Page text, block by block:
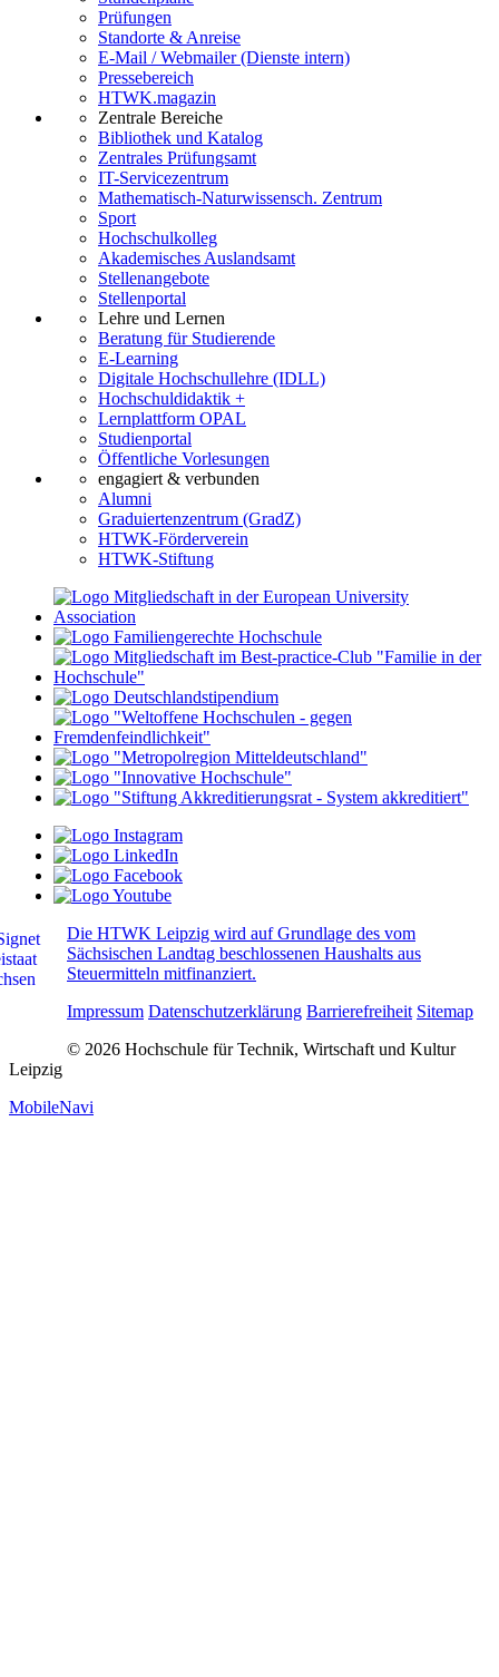
Prüfungen
Standorte & Anreise
E-Mail / Webmailer (Dienste intern)
Pressebereich
HTWK.magazin
Zentrale Bereiche
Bibliothek und Katalog
Zentrales Prüfungsamt
IT-Servicezentrum
Mathematisch-Naturwissensch. Zentrum
Sport
Hochschulkolleg
Akademisches Auslandsamt
Stellenangebote
Stellenportal
Lehre und Lernen
Beratung für Studierende
E-Learning
Digitale Hochschullehre (IDLL)
Hochschuldidaktik +
Lernplattform OPAL
Studienportal
Öffentliche Vorlesungen
engagiert & verbunden
Alumni
Graduiertenzentrum (GradZ)
HTWK-Förderverein
HTWK-Stiftung
Die HTWK Leipzig wird auf Grundlage des vom
Sächsischen Landtag beschlossenen Haushalts aus
Steuermitteln mitfinanziert.
Impressum Datenschutzerklärung Barrierefreiheit Sitemap
© 2026 Hochschule für Technik, Wirtschaft und Kultur
Leipzig
MobileNavi